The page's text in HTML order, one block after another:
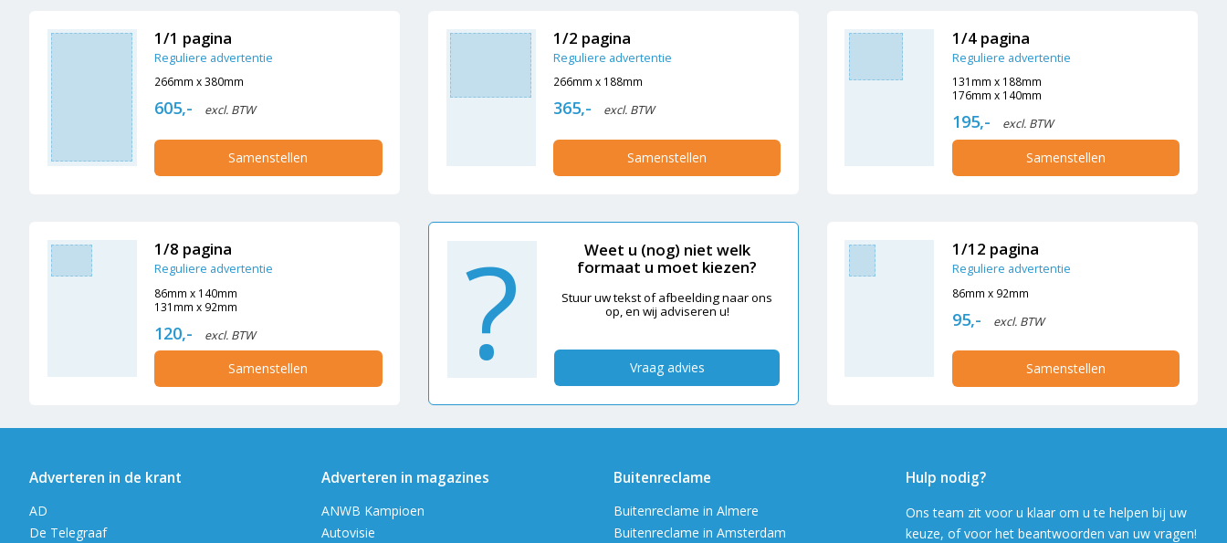
1/1 pagina
Reguliere advertentie
266mm x 380mm
605,- excl. BTW
Samenstellen
1/2 pagina
Reguliere advertentie
266mm x 188mm
365,- excl. BTW
Samenstellen
1/4 pagina
Reguliere advertentie
131mm x 188mm
176mm x 140mm
195,- excl. BTW
Samenstellen
1/8 pagina
Reguliere advertentie
86mm x 140mm
131mm x 92mm
120,- excl. BTW
Samenstellen ?
Weet u (nog) niet welk
formaat u moet kiezen?
Stuur uw tekst of afbeelding naar ons
op, en wij adviseren u!
Vraag advies
1/12 pagina
Reguliere advertentie
86mm x 92mm
95,- excl. BTW
Samenstellen
Adverteren in de krant
AD
De Telegraaf
Adverteren in magazines
ANWB Kampioen
Autovisie
Buitenreclame
Buitenreclame in Almere
Buitenreclame in Amsterdam
Hulp nodig?
Ons team zit voor u klaar om u te helpen bij uw
keuze, of voor het beantwoorden van uw vragen!